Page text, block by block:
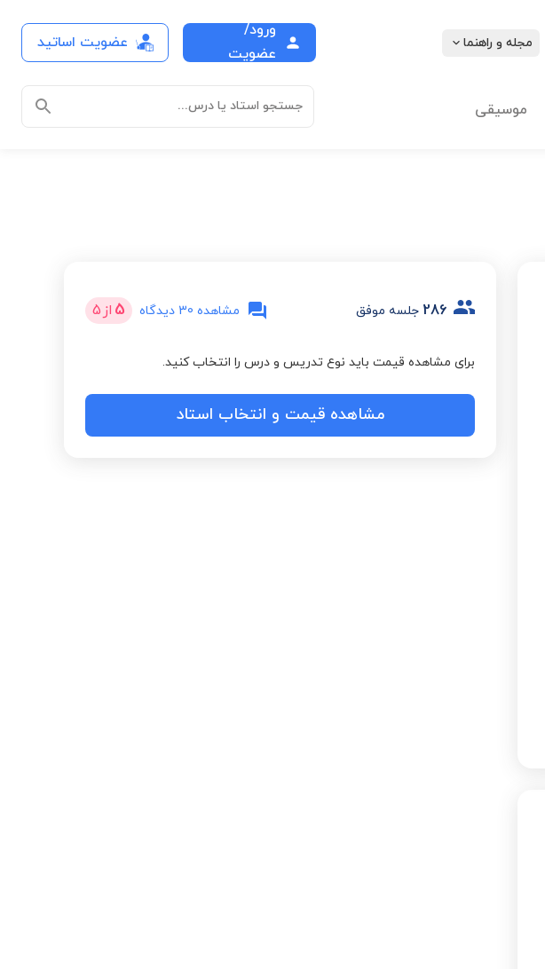
مجله و راهنما
ورود/
عضویت
عضویت اساتید
موسیقی جستجو استاد یا درس...
286 جلسه موفق مشاهده 30 دیدگاه 5 از 5
برای مشاهده قیمت باید نوع تدریس و درس را انتخاب کنید.
مشاهده قیمت و انتخاب استاد